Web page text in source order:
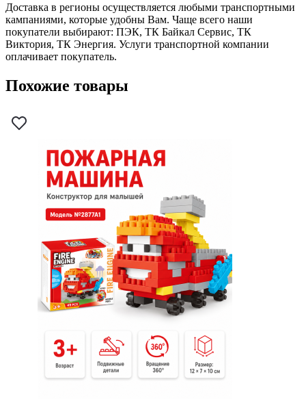
Доставка в регионы осуществляется любыми транспортными
кампаниями, которые удобны Вам. Чаще всего наши
покупатели выбирают: ПЭК, ТК Байкал Сервис, ТК
Виктория, ТК Энергия. Услуги транспортной компании
оплачивает покупатель.
Похожие товары